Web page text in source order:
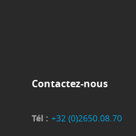
Contactez-nous
Tél : +32 (0)2650.08.70